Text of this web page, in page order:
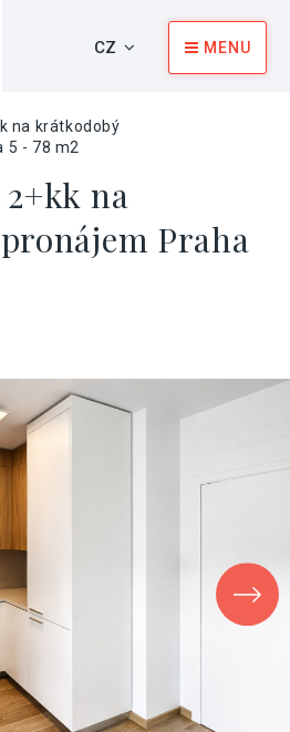
CZ MENU
na krátkodobý
5 - 78 m2
na
Praha